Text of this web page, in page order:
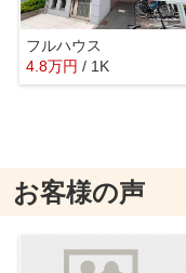
フルハウス
4.8万円 / 1K
お客様の声